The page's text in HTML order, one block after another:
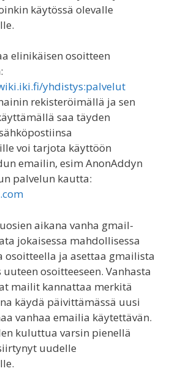
käytössä olevalle
elinikäisen osoitteen
yhdistys:palvelut
rekisteröimällä ja sen
saa täyden
voi tarjota käyttöön
emailin, esim AnonAddyn
palvelun kautta:
aikana vanha gmail-
jokaisessa mahdollisessa
osoitteella ja asettaa gmailista
osoitteeseen. Vanhasta
mailit kannattaa merkitä
käydä päivittämässä uusi
vanhaa emailia käytettävän.
kuluttua varsin pienellä
uudelle